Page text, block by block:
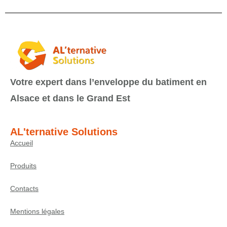
Votre expert dans l’enveloppe du batiment en
Alsace et dans le Grand Est
AL'ternative Solutions
Accueil
Produits
Contacts
Mentions légales